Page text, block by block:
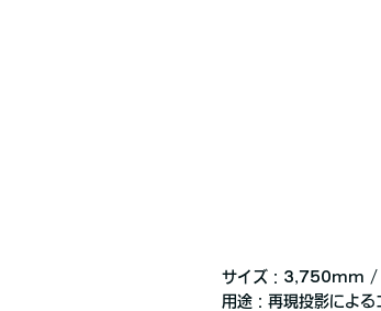
サイズ：3,750mm
用途：再現投影による